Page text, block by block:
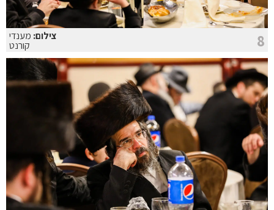
8 צילום: מענדי
קורנט